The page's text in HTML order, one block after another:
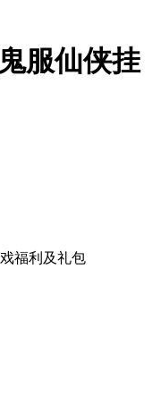
服仙侠挂
福利 及礼包